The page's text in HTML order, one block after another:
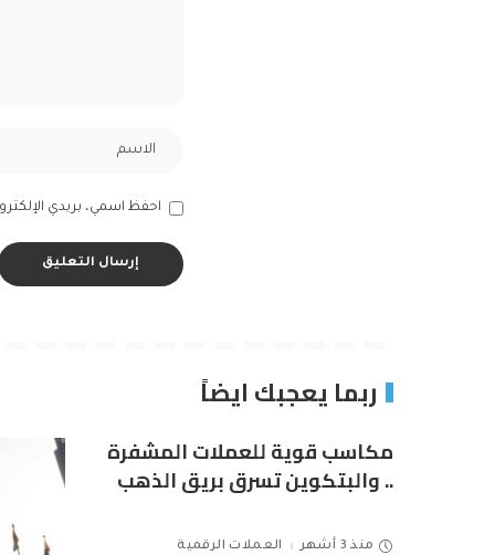
احفظ اسمي، بريدي
ربما يعجبك ايضاً
مكاسب قوية للعملات المشفرة
.. والبتكوين تسرق بريق الذهب
منذ 3 أشهر العملات الرقمية